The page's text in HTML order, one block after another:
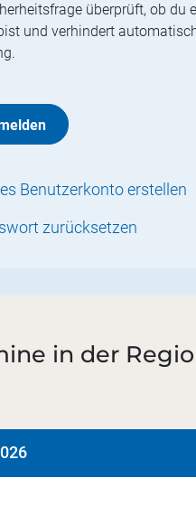
überprüft, ob du
und verhindert
Benutzerkonto erstellen
zurücksetzen
in der